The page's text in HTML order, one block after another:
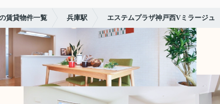
賃貸物件一覧 兵庫駅 エステムプラザ神戸西Vミラージュ